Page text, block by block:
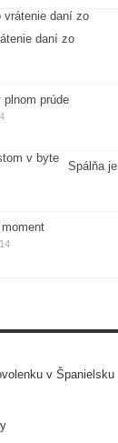
daní zo
plnom prúde
Spálňa je
v Španielsku